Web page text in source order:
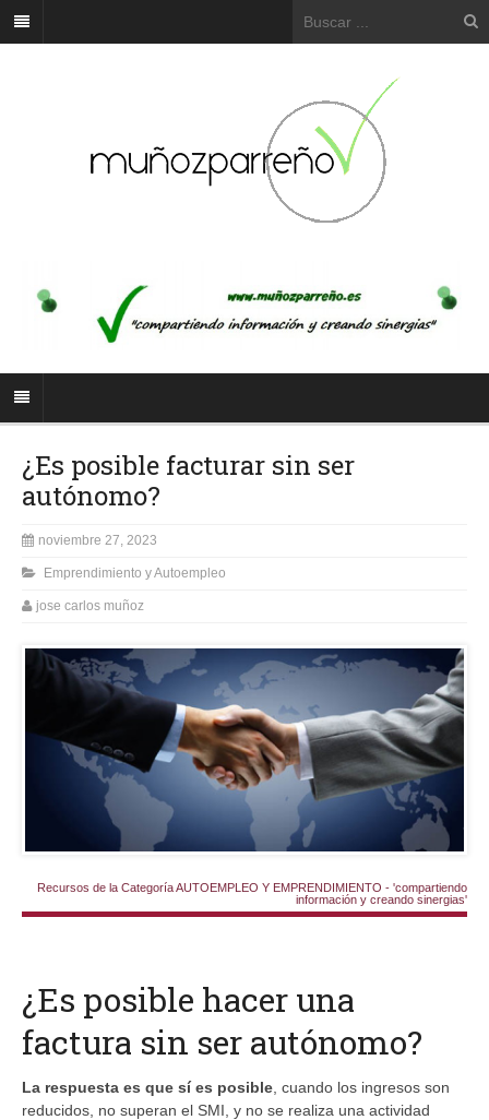
¿Es posible facturar sin ser
autónomo?
noviembre 27, 2023
Emprendimiento y Autoempleo
jose carlos muñoz
Recursos de la Categoría AUTOEMPLEO Y EMPRENDIMIENTO - 'compartiendo
información y creando sinergias'
¿Es posible hacer una
factura sin ser autónomo?
La respuesta es que sí es posible , cuando los ingresos son
reducidos, no superan el SMI, y no se realiza una actividad